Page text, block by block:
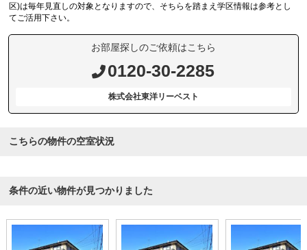
区)は毎年見直しの対象となりますので、そちらを踏まえ学区情報は参考とし
てご活用下さい。
お部屋探しのご依頼はこちら
0120-30-2285
株式会社東洋リーベスト
こちらの物件の空室状況
条件の近い物件が見つかりました